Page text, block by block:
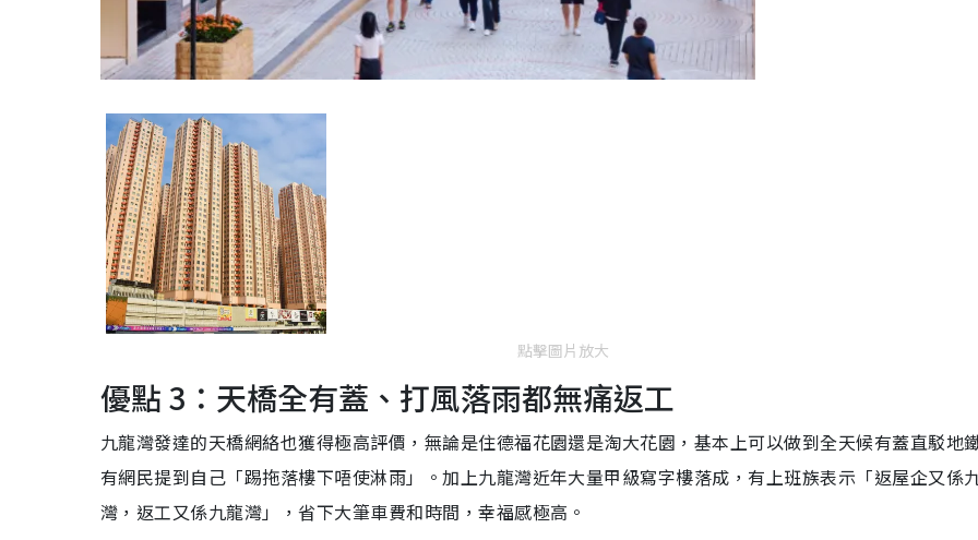
點擊圖片放大
優點 3：天橋全有蓋、打風落雨都無痛返工
九龍灣發達的天橋網絡也獲得極高評價，無論是住德福花園還是淘大花園，基本上可以做到全天候有蓋直駁地
有網民提到自己「踢拖落樓下唔使淋雨」。加上九龍灣近年大量甲級寫字樓落成，有上班族表示「返屋企又係
灣，返工又係九龍灣」，省下大筆車費和時間，幸福感極高。